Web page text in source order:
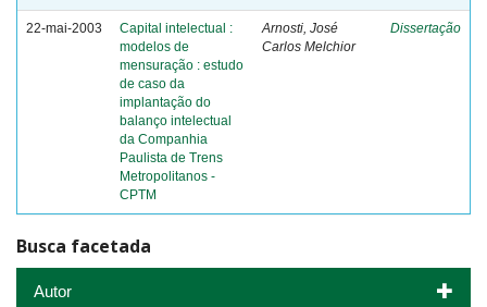
22-mai-2003
Capital intelectual :
modelos de
mensuração : estudo
de caso da
implantação do
balanço intelectual
da Companhia
Paulista de Trens
Metropolitanos -
CPTM
Arnosti, José
Carlos Melchior
Dissertação
Busca facetada
Autor